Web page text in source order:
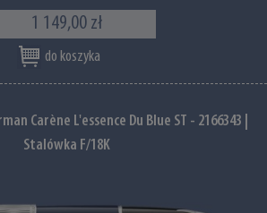
1 149,00 zł
do koszyka
Carène L'essence Du Blue ST - 2166343 |
Stalówka F/18K